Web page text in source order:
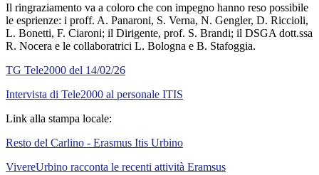
Il ringraziamento va a coloro che con impegno hanno reso possibile
le esprienze: i proff. A. Panaroni, S. Verna, N. Gengler, D. Riccioli,
L. Bonetti, F. Ciaroni; il Dirigente, prof. S. Brandi; il DSGA dott.ssa
R. Nocera e le collaboratrici L. Bologna e B. Stafoggia.
TG Tele2000 del 14/02/26
Intervista di Tele2000 al personale ITIS
Link alla stampa locale:
Resto del Carlino - Erasmus Itis Urbino
VivereUrbino racconta le recenti attività Eramsus